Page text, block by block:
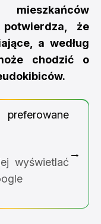
że
a według
chodzić o
wyświetlać
→